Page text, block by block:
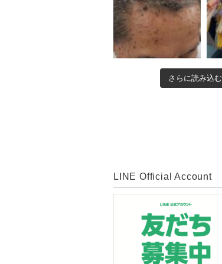
さらに読み込む
LINE Official Account